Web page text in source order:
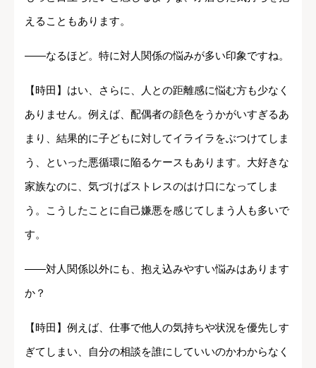
えることもあります。
――なるほど。特に対人関係の悩みが多い印象ですね。
【時田】はい、さらに、人との距離感に悩む方も少なく
ありません。例えば、配偶者の顔色をうかがいすぎるあ
まり、結果的に子どもに対してイライラをぶつけてしま
う、といった悪循環に陥るケースもあります。大好きな
家族なのに、気づけばストレスのはけ口になってしま
う。こうしたことに自己嫌悪を感じてしまう人も多いで
す。
――対人関係以外にも、抱え込みやすい悩みはあります
か？
【時田】例えば、仕事で他人の気持ちや状況を優先しす
ぎてしまい、自分の相談を誰にしていいのかわからなく